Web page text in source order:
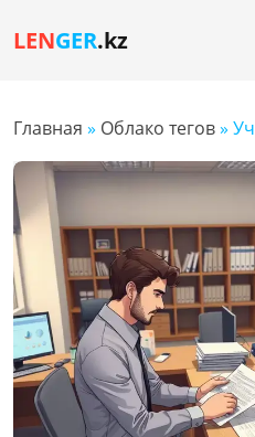
LENGER.kz
Главная » Облако тегов»